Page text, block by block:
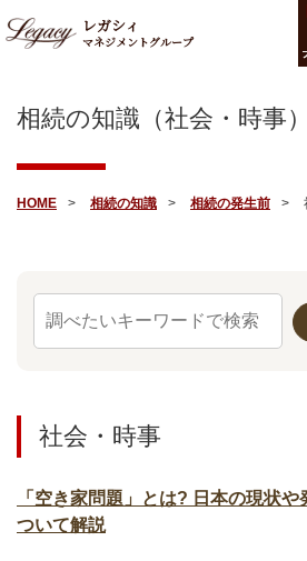
レガシィ
マネジメントグループ
相続の知識（社会・時事）
HOME 相続の知識 相続の発生前
社会・時事
「空き家問題」とは? 日本の現状
ついて解説